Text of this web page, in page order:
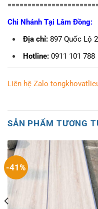
Chi Nhánh Tại Lâm Đồng:
Địa chỉ: 897 Quốc Lộ
Hotline: 0911 101 788
Liên hệ Zalo
SẢN PHẨM TƯƠNG
-41%